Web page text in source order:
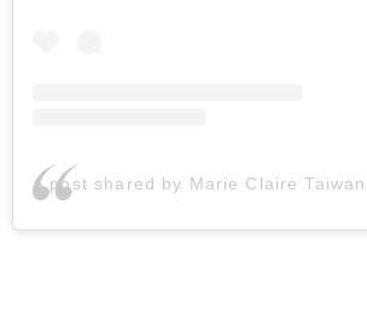
A post shared by Marie Claire